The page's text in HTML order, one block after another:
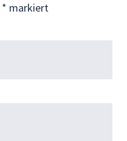
* markiert